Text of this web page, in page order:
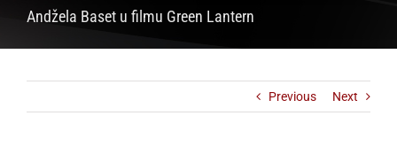
Andžela Baset u filmu Green Lantern
Previous Next